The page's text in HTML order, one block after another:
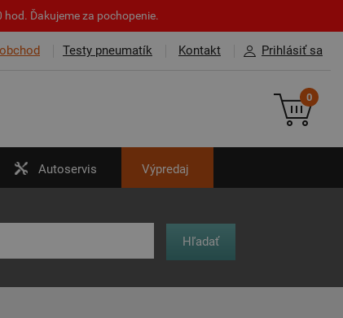
Ďakujeme za pochopenie.
Testy pneumatík Kontakt Prihlásiť sa
0
Autoservis Výpredaj